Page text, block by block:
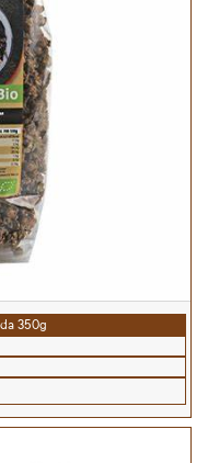
350g